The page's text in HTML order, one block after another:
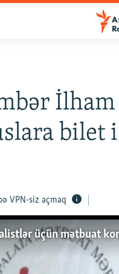
bilet
VPN-siz açmaq
üçün mətbuat